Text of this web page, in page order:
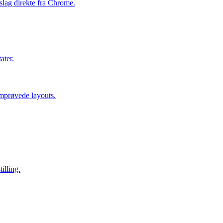
direkte fra Chrome.
layouts.